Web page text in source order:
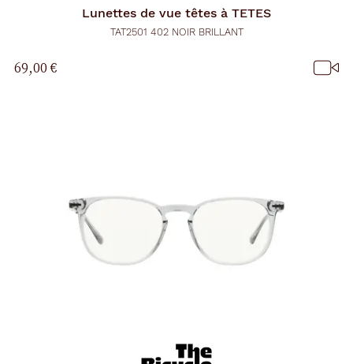
Lunettes de vue têtes à TETES
TAT2501 402 NOIR BRILLANT
69,00 €